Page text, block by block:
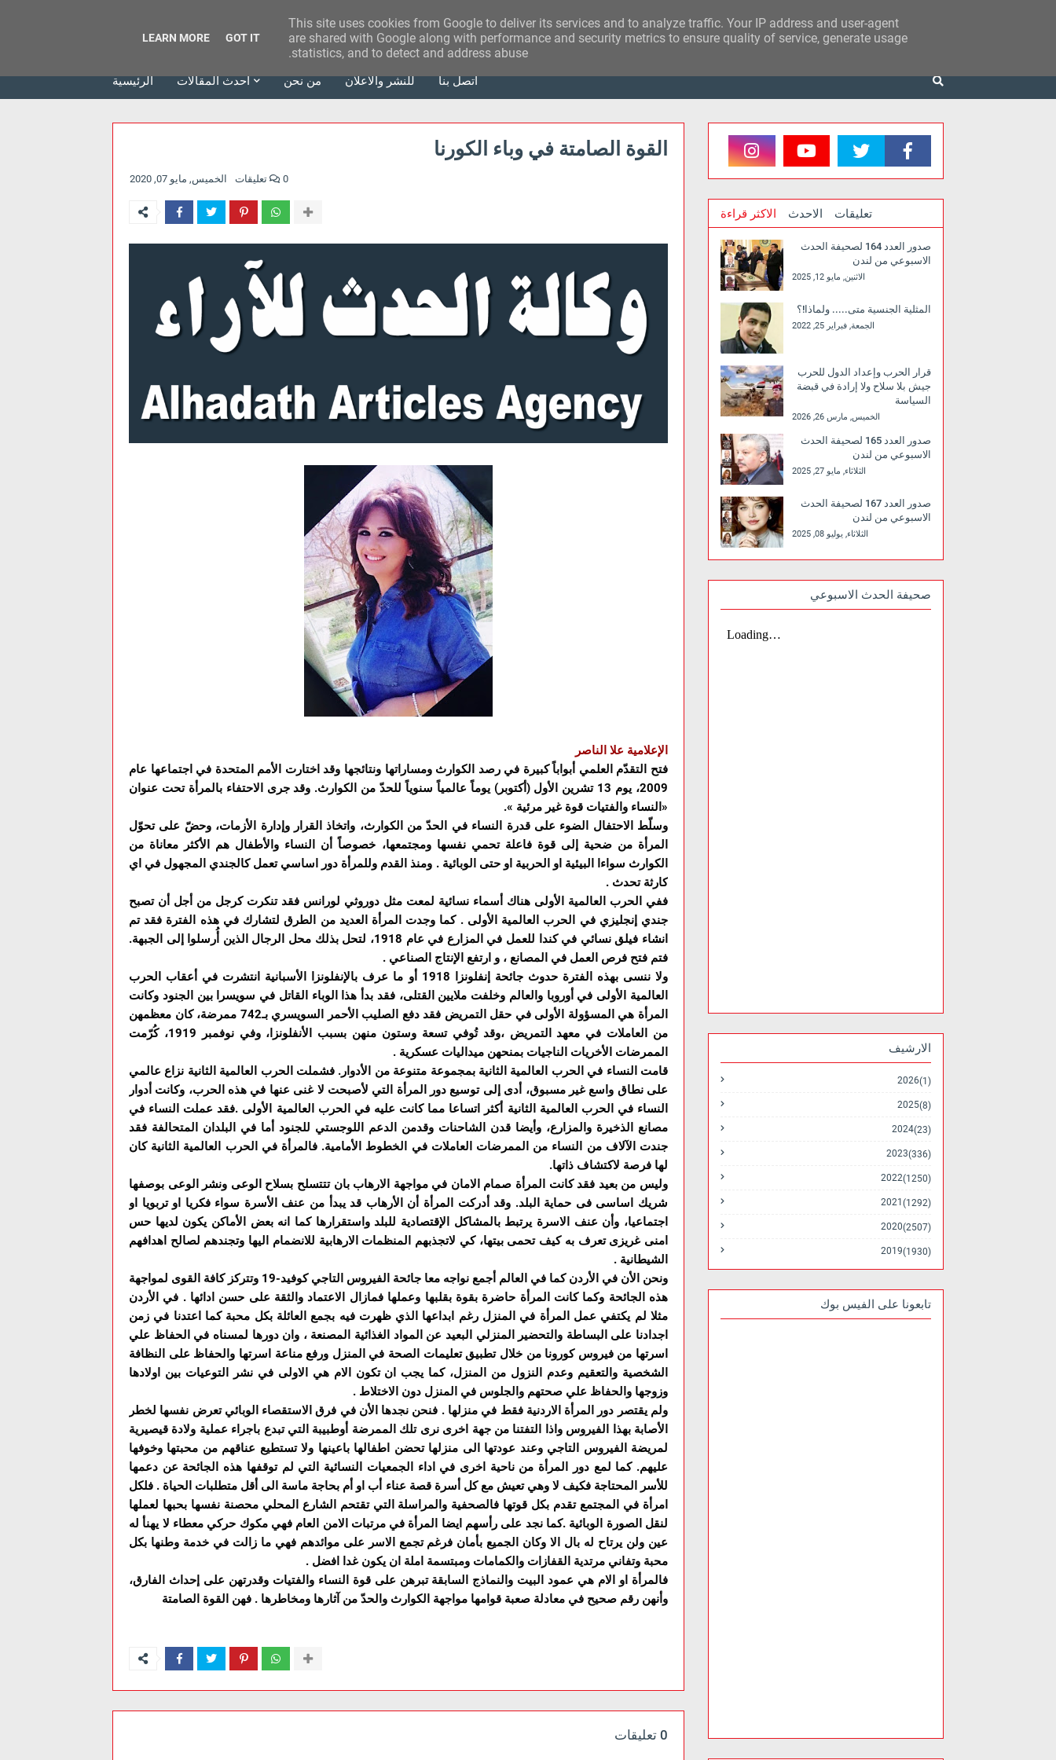
وكالة الحدث للآراء
الرئيسية أحدث المقالات من نحن للنشر والاعلان أتصل بنا
القوة الصامتة في وباء الكورنا
الخميس, مايو 07, 2020 0 تعليقات
الإعلامية علا الناصر
فتح التقدّم العلمي أبواباً كبيرة في رصد الكوارث ومساراتها ونتائجها وقد اختارت الأمم المتحدة في اجتماعها عام
2009، يوم 13 تشرين الأول (أكتوبر) يوماً عالمياً سنوياً للحدّ من الكوارث. وقد جرى الاحتفاء بالمرأة تحت عنوان
«النساء والفتيات قوة غير مرئية ».
وسلّط الاحتفال الضوء على قدرة النساء في الحدّ من الكوارث، واتخاذ القرار وإدارة الأزمات، وحضّ على تحوّل
المرأة من ضحية إلى قوة فاعلة تحمي نفسها ومجتمعها، خصوصاً أن النساء والأطفال هم الأكثر معاناة من
الكوارث سواءا البيئية او الحربية او حتى الوبائية . ومنذ القدم وللمرأة دور اساسي تعمل كالجندي المجهول في اي
كارثة تحدث .
ففي الحرب العالمية الأولى هناك أسماء نسائية لمعت مثل دوروثي لورانس فقد تنكرت كرجل من أجل أن تصبح
جندي إنجليزي في الحرب العالمية الأولى . كما وجدت المرأة العديد من الطرق لتشارك في هذه الفترة فقد تم
انشاء فيلق نسائي في كندا للعمل في المزارع في عام 1918، لتحل بذلك محل الرجال الذين أُرسلوا إلى الجبهة.
فتم فتح فرص العمل في المصانع ، و ارتفع الإنتاج الصناعي .
ولا ننسى بهذه الفترة حدوث جائحة إنفلونزا 1918 أو ما عرف بالإنفلونزا الأسبانية انتشرت في أعقاب الحرب
العالمية الأولى في أوروبا والعالم وخلفت ملايين القتلى، فقد بدأ هذا الوباء القاتل في سويسرا بين الجنود وكانت
المرأة هي المسؤولة الأولى في حقل التمريض فقد دفع الصليب الأحمر السويسري بـ742 ممرضة، كان معظمهن
من العاملات في معهد التمريض ،وقد تُوفي تسعة وستون منهن بسبب الأنفلونزا، وفي نوفمبر 1919، كُرّمت
الممرضات الأخريات الناجيات بمنحهن ميداليات عسكرية .
قامت النساء في الحرب العالمية الثانية بمجموعة متنوعة من الأدوار. فشملت الحرب العالمية الثانية نزاع عالمي
على نطاق واسع غير مسبوق، أدى إلى توسيع دور المرأة التي لأصبحت لا غنى عنها في هذه الحرب، وكانت أدوار
النساء في الحرب العالمية الثانية أكثر اتساعا مما كانت عليه في الحرب العالمية الأولى .فقد عملت النساء في
مصانع الذخيرة والمزارع، وأيضا قدن الشاحنات وقدمن الدعم اللوجستي للجنود أما في البلدان المتحالفة فقد
جندت الآلاف من النساء من الممرضات العاملات في الخطوط الأمامية. فالمرأة في الحرب العالمية الثانية كان
لها فرصة لاكتشاف ذاتها.
وليس من بعيد فقد كانت المرأة صمام الامان في مواجهة الارهاب بان تتتسلح بسلاح الوعى ونشر الوعى بوصفها
شريك اساسى فى حماية البلد. وقد أدركت المرأة أن الأرهاب قد يبدأ من عنف الأسرة سواء فكريا او تربويا او
اجتماعيا، وأن عنف الاسرة يرتبط بالمشاكل الإقتصادية للبلد واستقرارها كما انه بعض الأماكن يكون لديها حس
امنى غريزى تعرف به كيف تحمى بيتها، كي لاتجذبهم المنظمات الارهابية للانضمام اليها وتجندهم لصالح اهدافهم
الشيطانية .
ونحن الأن في الأردن كما في العالم أجمع نواجه معا جائحة الفيروس التاجي كوفيد-19 وتتركز كافة القوى لمواجهة
هذه الجائحة وكما كانت المرأة حاضرة بقوة بقلبها وعملها فمازال الاعتماد والثقة على حسن ادائها . في الأردن
مثلا لم يكتفي عمل المرأة في المنزل رغم ابداعها الذي ظهرت فيه بجمع العائلة بكل محبة كما اعتدنا في زمن
اجدادنا على البساطة والتحضير المنزلي البعيد عن المواد الغذائية المصنعة ، وان دورها لمسناه في الحفاظ علي
اسرتها من فيروس كورونا من خلال تطبيق تعليمات الصحة في المنزل ورفع مناعة اسرتها والحفاظ على النظافة
الشخصية والتعقيم وعدم النزول من المنزل، كما يجب ان تكون الام هي الاولى في نشر التوعيات بين اولادها
وزوجها والحفاظ علي صحتهم والجلوس في المنزل دون الاختلاط .
ولم يقتصر دور المرأة الاردنية فقط في منزلها . فنحن نجدها الأن في فرق الاستقصاء الوبائي تعرض نفسها لخطر
الأصابة بهذا الفيروس واذا التفتنا من جهة اخرى نرى تلك الممرضة أوطبيبة التي تبدع باجراء عملية ولادة قيصيرية
لمريضة الفيروس التاجي وعند عودتها الى منزلها تحضن اطفالها باعينها ولا تستطيع عناقهم من محبتها وخوفها
عليهم. كما لمع دور المرأة من ناحية اخرى في اداء الجمعيات النسائية التي لم توقفها هذه الجائحة عن دعمها
للأسر المحتاجة فكيف لا وهي تعيش مع كل أسرة قصة عناء أب او أم بحاجة ماسة الى أقل متطلبات الحياة . فلكل
امرأة في المجتمع تقدم بكل قوتها فالصحفية والمراسلة التي تقتحم الشارع المحلي محصنة نفسها بحبها لعملها
لنقل الصورة الوبائية .كما نجد على رأسهم ايضا المرأة في مرتبات الامن العام فهي مكوك حركي معطاء لا يهنأ له
عين ولن يرتاح له بال الا وكان الجميع بأمان فرغم تجمع الاسر على موائدهم فهي ما زالت في خدمة وطنها بكل
محبة وتفاني مرتدية القفازات والكمامات ومبتسمة املة ان يكون غدا افضل .
فالمرأة او الام هي عمود البيت والنماذج السابقة تبرهن على قوة النساء والفتيات وقدرتهن على إحداث الفارق،
وأنهن رقم صحيح في معادلة صعبة قوامها مواجهة الكوارث والحدّ من آثارها ومخاطرها . فهن القوة الصامتة
0 تعليقات
الاكثر قراءة الاحدث تعليقات
صدور العدد 164 لصحيفة الحدث
الاسبوعي من لندن
الاثنين, مايو 12, 2025
المثلية الجنسية متى..... ولماذا!؟
الجمعة, فبراير 25, 2022
قرار الحرب وإعداد الدول للحرب
جيش بلا سلاح ولا إرادة في قبضة
السياسة
الخميس, مارس 26, 2026
صدور العدد 165 لصحيفة الحدث
الاسبوعي من لندن
الثلاثاء, مايو 27, 2025
صدور العدد 167 لصحيفة الحدث
الاسبوعي من لندن
الثلاثاء, يوليو 08, 2025
صحيفة الحدث الاسبوعي
الارشيف
2026 (1)
2025 (8)
2024 (23)
2023 (336)
2022 (1250)
2021 (1292)
2020 (2507)
2019 (1930)
تابعونا على الفيس بوك
This site uses cookies from Google to deliver its services and to analyze traffic. Your IP address and user-agent
are shared with Google along with performance and security metrics to ensure quality of service, generate usage
statistics, and to detect and address abuse.
LEARN MORE GOT IT